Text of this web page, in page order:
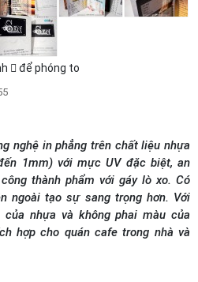
để phóng to
nghệ in phẳng trên chất liệu nhựa
1mm) với mực UV đặc biệt, an
thành phẩm với gáy lò xo. Có
ngoài tạo sự sang trọng hơn. Với
nhựa và không phai màu của
hợp cho quán cafe trong nhà và